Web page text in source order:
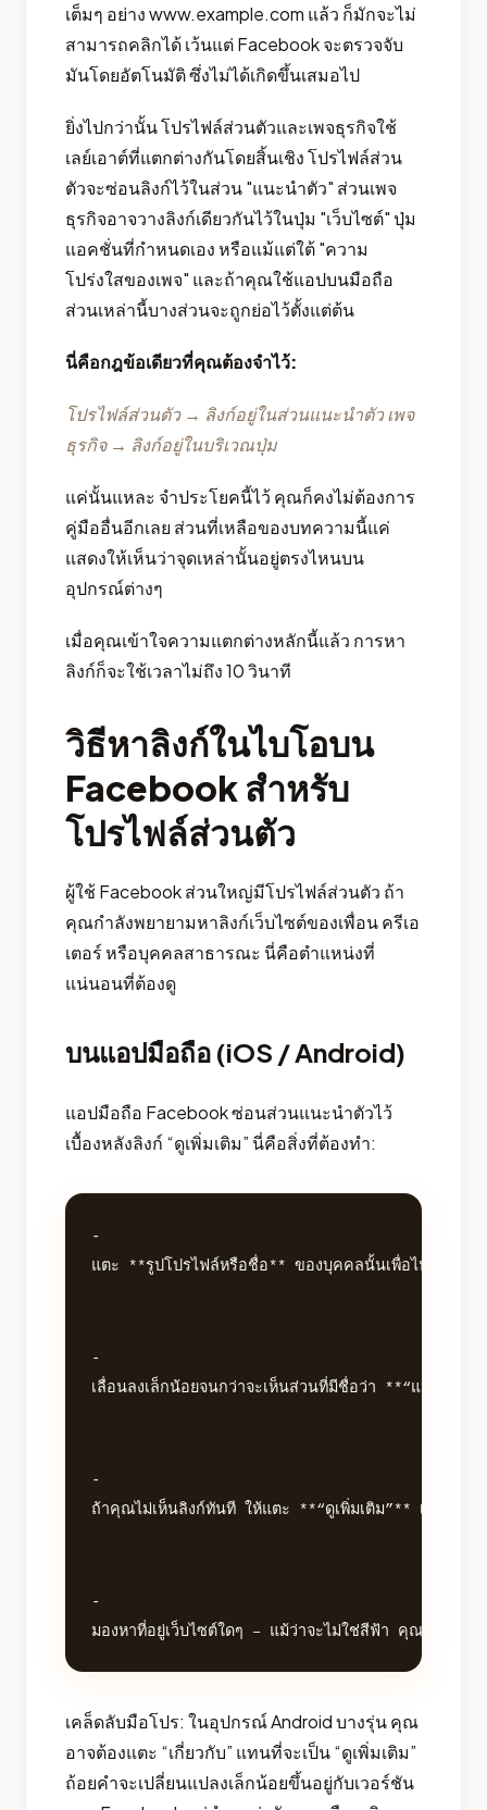
เต็มๆ อย่าง www.example.com แล้ว ก็มักจะไม่
สามารถคลิกได้ เว้นแต่ Facebook จะตรวจจับ
มันโดยอัตโนมัติ ซึ่งไม่ได้เกิดขึ้นเสมอไป
ยิ่งไปกว่านั้น โปรไฟล์ส่วนตัวและเพจธุรกิจใช้
เลย์เอาต์ที่แตกต่างกันโดยสิ้นเชิง โปรไฟล์ส่วน
ตัวจะซ่อนลิงก์ไว้ในส่วน "แนะนำตัว" ส่วนเพจ
ธุรกิจอาจวางลิงก์เดียวกันไว้ในปุ่ม "เว็บไซต์" ปุ่ม
แอคชั่นที่กำหนดเอง หรือแม้แต่ใต้ "ความ
โปร่งใสของเพจ" และถ้าคุณใช้แอปบนมือถือ
ส่วนเหล่านี้บางส่วนจะถูกย่อไว้ตั้งแต่ต้น
นี่คือกฎข้อเดียวที่คุณต้องจำไว้:
โปรไฟล์ส่วนตัว → ลิงก์อยู่ในส่วนแนะนำตัว เพจ
ธุรกิจ → ลิงก์อยู่ในบริเวณปุ่ม
แค่นั้นแหละ จำประโยคนี้ไว้ คุณก็คงไม่ต้องการ
คู่มืออื่นอีกเลย ส่วนที่เหลือของบทความนี้แค่
แสดงให้เห็นว่าจุดเหล่านั้นอยู่ตรงไหนบน
อุปกรณ์ต่างๆ
เมื่อคุณเข้าใจความแตกต่างหลักนี้แล้ว การหา
ลิงก์ก็จะใช้เวลาไม่ถึง 10 วินาที
วิธีหาลิงก์ในไบโอบน
Facebook สำหรับ
โปรไฟล์ส่วนตัว
ผู้ใช้ Facebook ส่วนใหญ่มีโปรไฟล์ส่วนตัว ถ้า
คุณกำลังพยายามหาลิงก์เว็บไซต์ของเพื่อน ครีเอ
เตอร์ หรือบุคคลสาธารณะ นี่คือตำแหน่งที่
แน่นอนที่ต้องดู
บนแอปมือถือ (iOS / Android)
แอปมือถือ Facebook ซ่อนส่วนแนะนำตัวไว้
เบื้องหลังลิงก์ “ดูเพิ่มเติม” นี่คือสิ่งที่ต้องทำ:
-
แตะ **รูปโปรไฟล์หรือชื่อ** ของบุคคลนั้นเพื่อไปยังหน้าโ
-
เลื่อนลงเล็กน้อยจนกว่าจะเห็นส่วนที่มีชื่อว่า **“แนะนำ
-
ถ้าคุณไม่เห็นลิงก์ทันที ให้แตะ **“ดูเพิ่มเติม”** เพื่อขยาย
-
เคล็ดลับมือโปร: ในอุปกรณ์ Android บางรุ่น คุณ
อาจต้องแตะ “เกี่ยวกับ” แทนที่จะเป็น “ดูเพิ่มเติม”
ถ้อยคำจะเปลี่ยนแปลงเล็กน้อยขึ้นอยู่กับเวอร์ชัน